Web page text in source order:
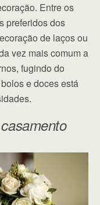
Entre os
preferidos dos
de laços ou
vez mais comum a
fugindo do
e doces está